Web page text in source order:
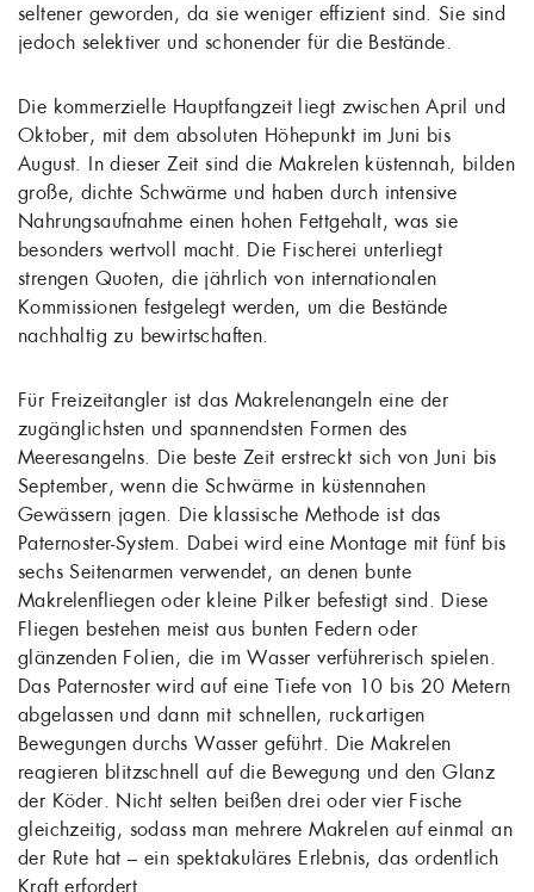
seltener geworden, da sie weniger effizient sind. Sie sind
jedoch selektiver und schonender für die Bestände.
Die kommerzielle Hauptfangzeit liegt zwischen April und
Oktober, mit dem absoluten Höhepunkt im Juni bis
August. In dieser Zeit sind die Makrelen küstennah, bilden
große, dichte Schwärme und haben durch intensive
Nahrungsaufnahme einen hohen Fettgehalt, was sie
besonders wertvoll macht. Die Fischerei unterliegt
strengen Quoten, die jährlich von internationalen
Kommissionen festgelegt werden, um die Bestände
nachhaltig zu bewirtschaften.
Für Freizeitangler ist das Makrelenangeln eine der
zugänglichsten und spannendsten Formen des
Meeresangelns. Die beste Zeit erstreckt sich von Juni bis
September, wenn die Schwärme in küstennahen
Gewässern jagen. Die klassische Methode ist das
Paternoster-System. Dabei wird eine Montage mit fünf bis
sechs Seitenarmen verwendet, an denen bunte
Makrelenfliegen oder kleine Pilker befestigt sind. Diese
Fliegen bestehen meist aus bunten Federn oder
glänzenden Folien, die im Wasser verführerisch spielen.
Das Paternoster wird auf eine Tiefe von 10 bis 20 Metern
abgelassen und dann mit schnellen, ruckartigen
Bewegungen durchs Wasser geführt. Die Makrelen
reagieren blitzschnell auf die Bewegung und den Glanz
der Köder. Nicht selten beißen drei oder vier Fische
gleichzeitig, sodass man mehrere Makrelen auf einmal an
der Rute hat – ein spektakuläres Erlebnis, das ordentlich
Kraft erfordert.